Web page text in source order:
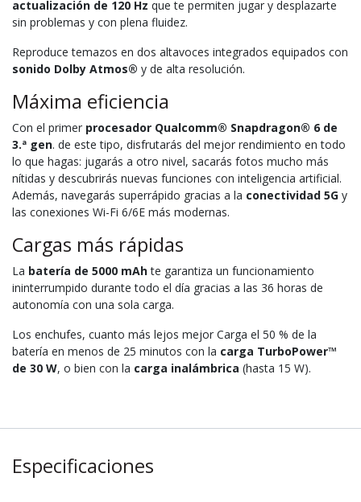
actualización de 120 Hz que te permiten jugar y desplazarte
sin problemas y con plena fluidez.
Reproduce temazos en dos altavoces integrados equipados con
sonido Dolby Atmos® y de alta resolución.
Máxima eficiencia
Con el primer procesador Qualcomm® Snapdragon® 6 de
3.ª gen. de este tipo, disfrutarás del mejor rendimiento en todo
lo que hagas: jugarás a otro nivel, sacarás fotos mucho más
nítidas y descubrirás nuevas funciones con inteligencia artificial.
Además, navegarás superrápido gracias a la conectividad 5G y
las conexiones Wi-Fi 6/6E más modernas.
Cargas más rápidas
La batería de 5000 mAhte garantiza un funcionamiento
ininterrumpido durante todo el día gracias a las 36 horas de
autonomía con una sola carga.
Los enchufes, cuanto más lejos mejor Carga el 50 % de la
batería en menos de 25 minutos con la carga TurboPower™
de 30 W, o bien con la carga inalámbrica (hasta 15 W).
Especificaciones